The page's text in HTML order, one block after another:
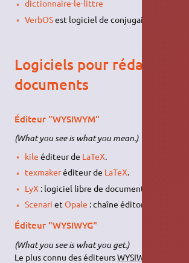
dictionnaire-le-littre
VerbOSest logiciel de conjugaison.
Logiciels pour rédaction de
documents
Éditeur "WYSIWYM"
(What you see is what you mean.)
kile éditeur de LaTeX.
texmakeréditeur de LaTeX.
LyX : logiciel libre de documents basé sur
Scenari et Opale : chaîne éditoriale libre
Éditeur "WYSIWYG"
(What you see is what you get.)
Le plus connu des éditeursWYSIWYG